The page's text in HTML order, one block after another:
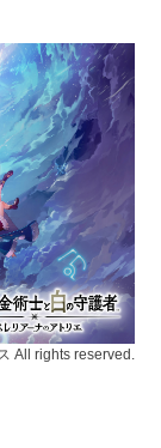
All rights reserved.